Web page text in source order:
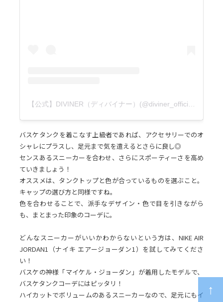
バスケタンクを着こなす上級者であれば、アクセサリーでのオ
シャレにプラスし、足元まで気を遣えるとさらに良し◎
センスあるスニーカーを合わせ、さらにスポーティーさを高め
ていきましょう！
オススメは、タンクトップと色が合っているものを選ぶこと。
キャップの選び方と同様ですね。
色を合わせることで、派手なデザイン・色で目を引きながら
も、まとまった印象のコーデに。
どんなスニーカーがいいかわからないという方は、NIKE AIR
JORDAN1（ナイキ エアージョーダン1）を試してみてくださ
い！
バスケの神様「マイケル・ジョーダン」が着用したモデルで、
バスケタンクコーデにはピッタリ！
ハイカットでボリュームのあるスニーカーなので、足元にもイ